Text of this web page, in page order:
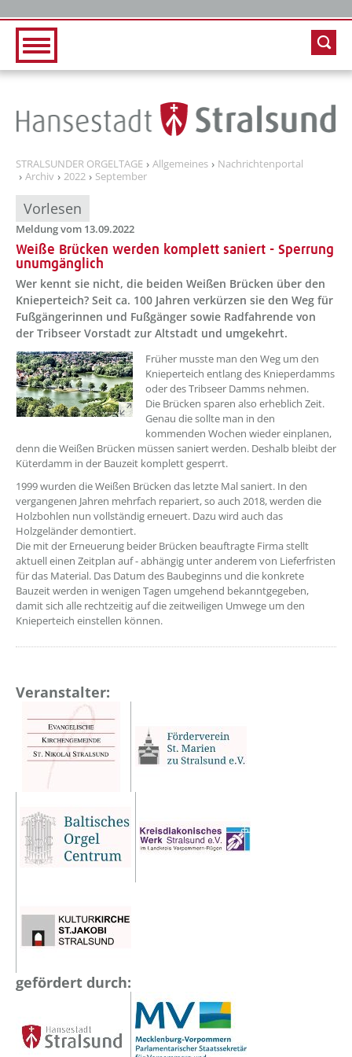
STRALSUNDER ORGELTAGE Allgemeines
Nachrichtenportal
Archiv
2022 September
Vorlesen
Meldung vom 13.09.2022
Weiße Brücken werden komplett saniert - Sperrung
unumgänglich
Wer kennt sie nicht, die beiden Weißen Brücken über den
Knieperteich? Seit ca. 100 Jahren verkürzen sie den Weg für
Fußgängerinnen und Fußgänger sowie Radfahrende von
der Tribseer Vorstadt zur Altstadt und umgekehrt.
??? absaetzeOben[1]/titel ???
Früher musste man den Weg um den
Knieperteich entlang des Knieperdamms
oder des Tribseer Damms nehmen.
Die Brücken sparen also erheblich Zeit.
Genau die sollte man in den
kommenden Wochen wieder einplanen,
denn die Weißen Brücken müssen saniert werden. Deshalb bleibt der
Küterdamm in der Bauzeit komplett gesperrt.
1999 wurden die Weißen Brücken das letzte Mal saniert. In den
vergangenen Jahren mehrfach repariert, so auch 2018, werden die
Holzbohlen nun vollständig erneuert. Dazu wird auch das
Holzgeländer demontiert.
Die mit der Erneuerung beider Brücken beauftragte Firma stellt
aktuell einen Zeitplan auf - abhängig unter anderem von Lieferfristen
für das Material. Das Datum des Baubeginns und die konkrete
Bauzeit werden in wenigen Tagen umgehend bekanntgegeben,
damit sich alle rechtzeitig auf die zeitweiligen Umwege um den
Knieperteich einstellen können.
Veranstalter:
gefördert durch: